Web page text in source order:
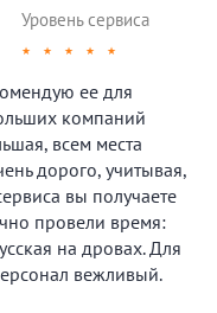
Уровень сервиса
★ ★ ★ ★ ★
ее для
компаний
всем места
дорого, учитывая,
вы получаете
провели время:
на дровах. Для
вежливый.